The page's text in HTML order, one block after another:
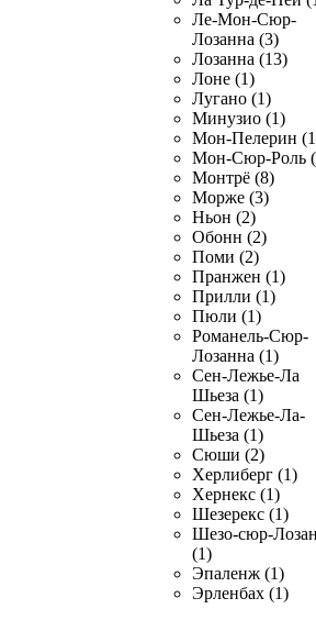
Ле-Мон-Сюр-
Лозанна (3)
Лозанна (13)
Лоне (1)
Лугано (1)
Минузио (1)
Мон-Пелерин
Мон-Сюр-Роль
Монтрё (8)
Морже (3)
Ньон (2)
Обонн (2)
Поми (2)
Пранжен (1)
Прилли (1)
Пюли (1)
Романель-Сюр-
Лозанна (1)
Сен-Лежье-Ла
Шьеза (1)
Сен-Лежье-Ла-
Шьеза (1)
Сюши (2)
Херлиберг (1)
Хернекс (1)
Шезерекс (1)
Шезо-сюр-
(1)
Эпаленж (1)
Эрленбах (1)